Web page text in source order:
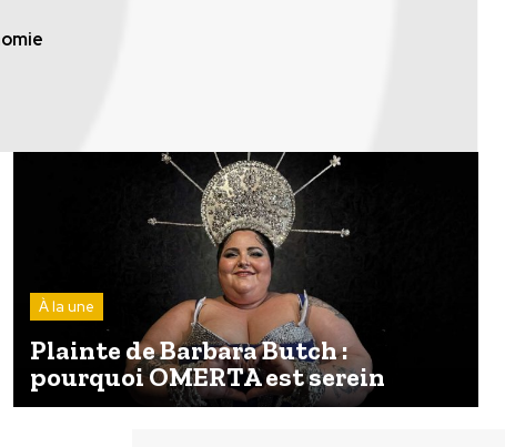
À la une
Plainte de Barbara Butch :
pourquoi OMERTA est serein